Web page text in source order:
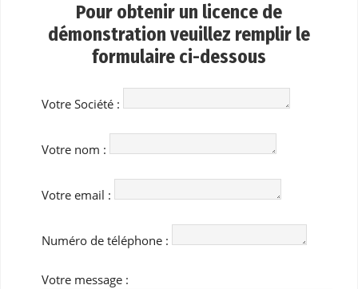
Pour obtenir un licence de
démonstration veuillez remplir le
formulaire ci-dessous
Votre Société :
Votre nom :
Votre email :
Numéro de téléphone :
Votre message :